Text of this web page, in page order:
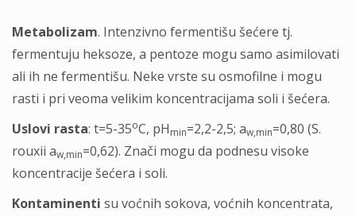
Metabolizam. Intenzivno fermentišu šećere tj.
fermentuju heksoze, a pentoze mogu samo asimilovati
ali ih ne fermentišu. Neke vrste su osmofilne i mogu
rasti i pri veoma velikim koncentracijama soli i šećera.
Uslovi rasta: t=5-35oC, pHmin=2,2-2,5; aw,min=0,80 (S.
rouxii aw,min=0,62). Znači mogu da podnesu visoke
koncentracije šećera i soli.
Kontaminenti su voćnih sokova, voćnih koncentrata,